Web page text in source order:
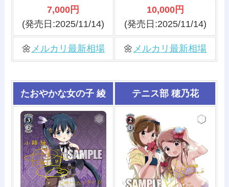
7,000円
(発売日:2025/11/14)
10,000円
(発売日:2025/11/14)
🌼 メルカリ最新相場 🌼 メルカリ最新相場
たおやかな女の子 綾 テニス部 穂乃花